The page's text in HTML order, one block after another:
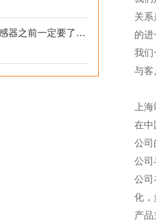
选购德国Disoric传感器之前一定要了解这些
关
的进
我们
与客
上
在中
公司
公司
公司
化，
产